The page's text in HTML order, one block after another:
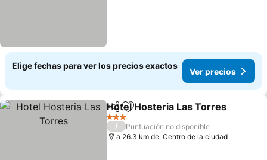
Elige fechas para ver los precios exactos
Ver precios
CompartirAgregar a favoritos
Hotel Hosteria Las Torres
3 Estrellas
/
Puntuación no disponible
a 26.3 km de: Centro de la ciudad